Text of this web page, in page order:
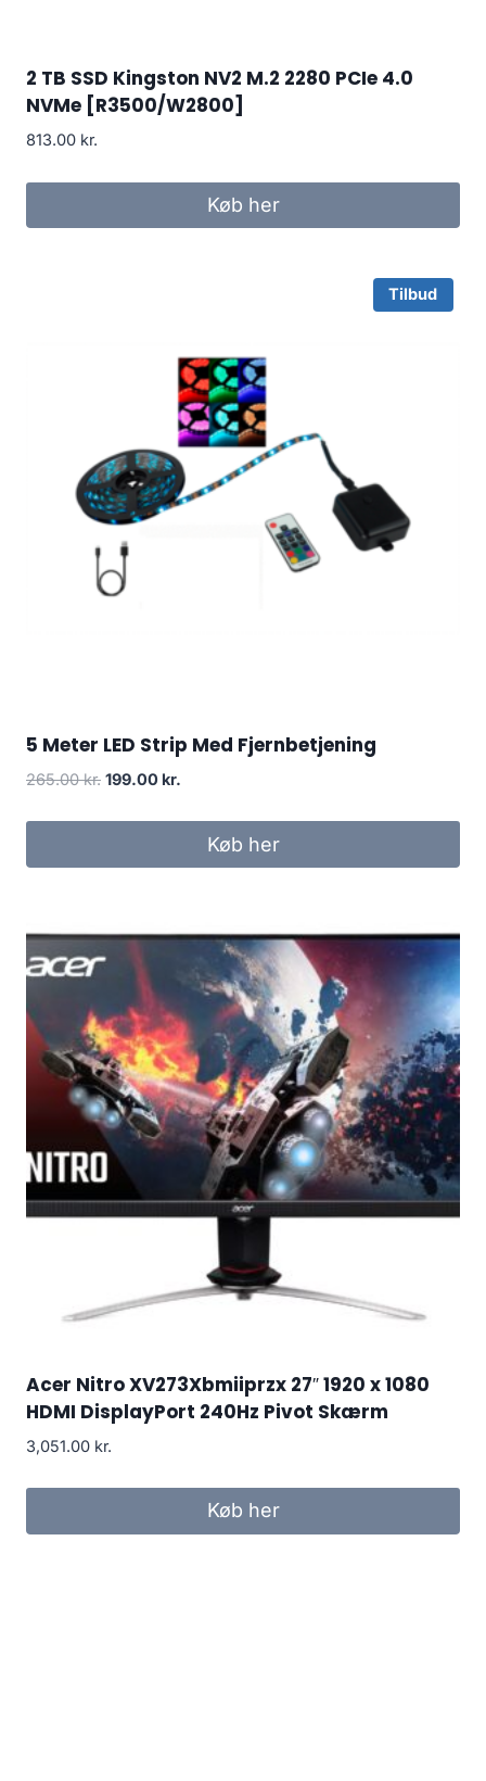
2 TB SSD Kingston NV2 M.2 2280 PCIe 4.0
NVMe [R3500/W2800]
813.00 kr.
Køb her
Tilbud
5 Meter LED Strip Med Fjernbetjening
265.00kr. Original
199.00 kr.
199.00 kr..
Køb her
Acer Nitro XV273Xbmiiprzx 27″ 1920 x 1080
HDMI DisplayPort 240Hz Pivot Skærm
3,051.00 kr.
Køb her